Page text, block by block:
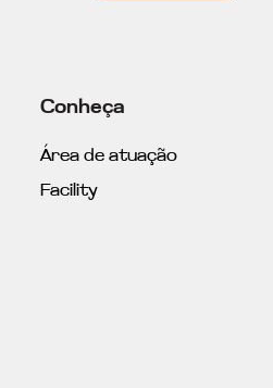
Conheça
Área de atuação
Facility